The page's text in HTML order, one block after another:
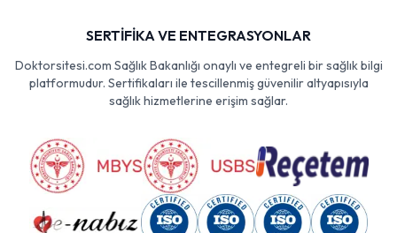
SERTİFİKA VE ENTEGRASYONLAR
Doktorsitesi.com Sağlık Bakanlığı onaylı ve entegreli bir sağlık bilgi
platformudur. Sertifikaları ile tescillenmiş güvenilir altyapısıyla
sağlık hizmetlerine erişim sağlar.